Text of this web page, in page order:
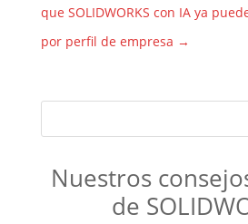
que SOLIDWORKS con IA ya
por perfil de empresa →
Nuestros
de